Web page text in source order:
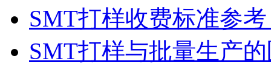
SMT打样收费标准参
SMT打样与批量生产